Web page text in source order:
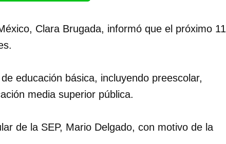
Clara Brugada, informó que el próximo 11
educación básica, incluyendo preescolar,
media superior pública.
de la SEP, Mario Delgado, con motivo de la